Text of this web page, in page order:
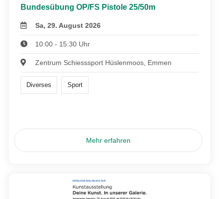
Bundesübung OP/FS Pistole 25/50m
Sa, 29. August 2026
10:00 - 15:30 Uhr
Zentrum Schiesssport Hüslenmoos, Emmen
Diverses Sport
Mehr erfahren